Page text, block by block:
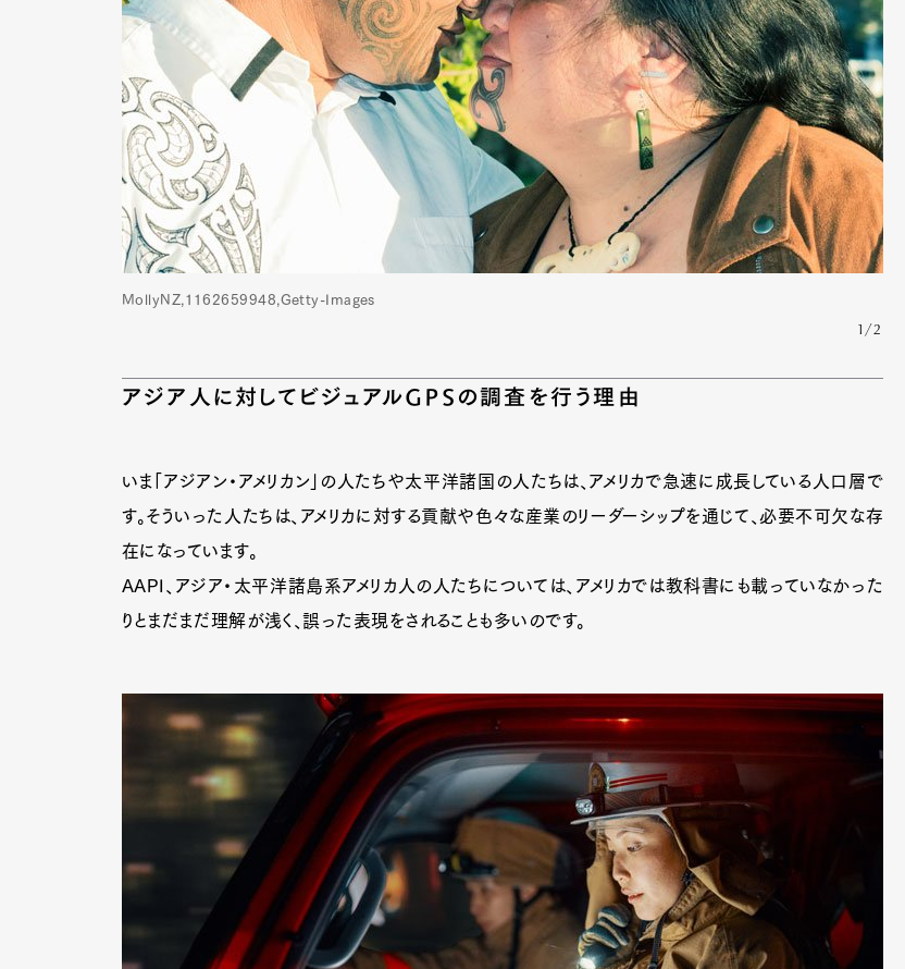
Fashion
Pen Membership Magazine Official Columnist
MollyNZ,1162659948,Getty-Images
1/2
アジア人に対してビジュアルGPSの調査を行う理由
いま「アジアン・アメリカン」の人たちや太平洋諸国の人たちは、アメリカで急速に成長している人口層で
す。そういった人たちは、アメリカに対する貢献や色々な産業のリーダーシップを通じて、必要不可欠な存
在になっています。
AAPI、アジア・太平洋諸島系アメリカ人の人たちについては、アメリカでは教科書にも載っていなかった
りとまだまだ理解が浅く、誤った表現をされることも多いのです。